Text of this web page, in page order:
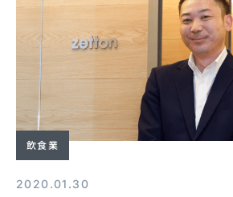
飲食業
2020.01.30